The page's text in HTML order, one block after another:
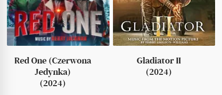
Red One (Czerwona
Jedynka)
(2024)
Gladiator II
(2024)